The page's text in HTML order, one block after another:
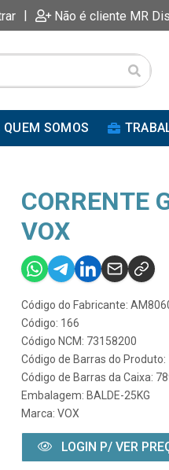
| Não é cliente MR
QUEM SOMOS
CORRENTE
VOX
Código do Fabricante:
Código: 166
Código NCM: 73158200
Código de Barras do
Código de Barras da Caixa:
Embalagem: BALDE-25KG
Marca: VOX
LOGIN P/ VER